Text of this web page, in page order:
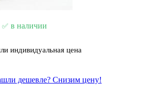
в наличии
индивидуальная цена
дешевле? Снизим цену!